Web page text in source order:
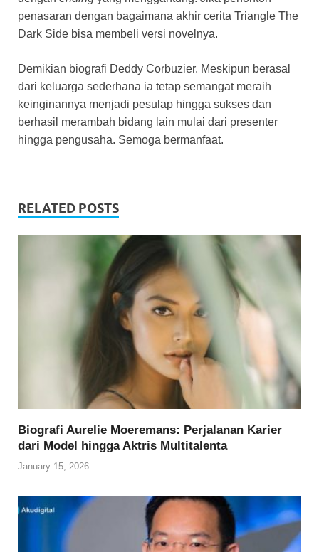
penasaran dengan bagaimana akhir cerita Triangle The
Dark Side bisa membeli versi novelnya.
Demikian biografi Deddy Corbuzier. Meskipun berasal
dari keluarga sederhana ia tetap semangat meraih
keinginannya menjadi pesulap hingga sukses dan
berhasil merambah bidang lain mulai dari presenter
hingga pengusaha. Semoga bermanfaat.
RELATED POSTS
Biografi Aurelie Moeremans: Perjalanan Karier
dari Model hingga Aktris Multitalenta
January 15, 2026